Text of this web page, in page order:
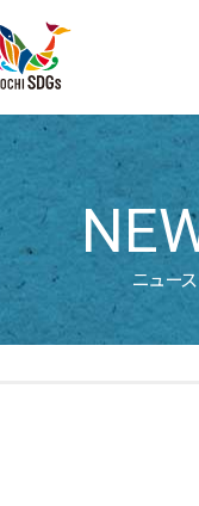
地域未来牽引企業
ニュース